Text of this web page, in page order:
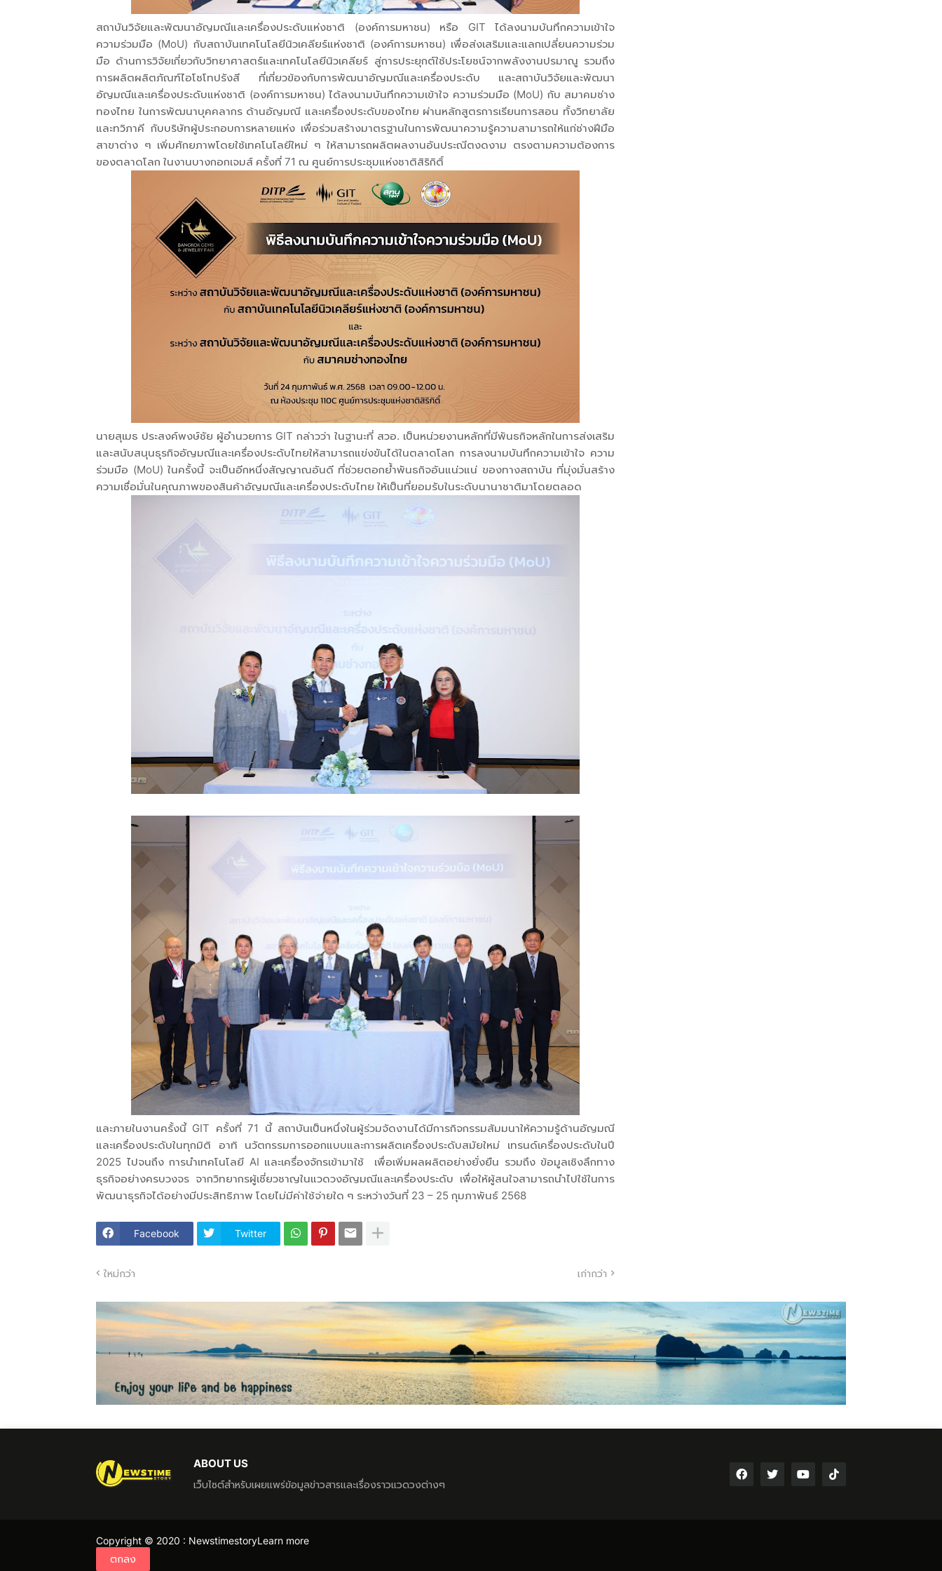
สถาบันวิจัยและพัฒนาอัญมณีและเครื่องประดับแห่งชาติ (องค์การมหาชน) หรือ GIT ได้ลงนามบันทึกความเข้าใจ
ความร่วมมือ (MoU) กับสถาบันเทคโนโลยีนิวเคลียร์แห่งชาติ (องค์การมหาชน) เพื่อส่งเสริมและแลกเปลี่ยนความร่วม
มือ ด้านการวิจัยเกี่ยวกับวิทยาศาสตร์และเทคโนโลยีนิวเคลียร์ สู่การประยุกต์ใช้ประโยชน์จากพลังงานปรมาณู รวมถึง
การผลิตผลิตภัณฑ์ไอโซโทปรังสี ที่เกี่ยวข้องกับการพัฒนาอัญมณีและเครื่องประดับ และสถาบันวิจัยและพัฒนา
อัญมณีและเครื่องประดับแห่งชาติ (องค์การมหาชน) ได้ลงนามบันทึกความเข้าใจ ความร่วมมือ (MoU) กับ สมาคมช่าง
ทองไทย ในการพัฒนาบุคคลากร ด้านอัญมณี และเครื่องประดับของไทย ผ่านหลักสูตรการเรียนการสอน ทั้งวิทยาลัย
และทวิภาคี กับบริษัทผู้ประกอบการหลายแห่ง เพื่อร่วมสร้างมาตรฐานในการพัฒนาความรู้ความสามารถให้แก่ช่างฝีมือ
สาขาต่าง ๆ เพิ่มศักยภาพโดยใช้เทคโนโลยีใหม่ ๆ ให้สามารถผลิตผลงานอันประณีตงดงาม ตรงตามความต้องการ
ของตลาดโลก ในงานบางกอกเจมส์ ครั้งที่ 71 ณ ศูนย์การประชุมแห่งชาติสิริกิติ์
นายสุเมธ ประสงค์พงษ์ชัย ผู้อำนวยการ GIT กล่าวว่า ในฐานะที่ สวอ. เป็นหน่วยงานหลักที่มีพันธกิจหลักในการส่งเสริม
และสนับสนุนธุรกิจอัญมณีและเครื่องประดับไทยให้สามารถแข่งขันได้ในตลาดโลก การลงนามบันทึกความเข้าใจ ความ
ร่วมมือ (MoU) ในครั้งนี้ จะเป็นอีกหนึ่งสัญญาณอันดี ที่ช่วยตอกย้ำพันธกิจอันแน่วแน่ ของทางสถาบัน ที่มุ่งมั่นสร้าง
ความเชื่อมั่นในคุณภาพของสินค้าอัญมณีและเครื่องประดับไทย ให้เป็นที่ยอมรับในระดับนานาชาติมาโดยตลอด
และภายในงานครั้งนี้ GIT ครั้งที่ 71 นี้ สถาบันเป็นหนึ่งในผู้ร่วมจัดงานได้มีการกิจกรรมสัมมนาให้ความรู้ด้านอัญมณี
และเครื่องประดับในทุกมิติ อาทิ นวัตกรรมการออกแบบและการผลิตเครื่องประดับสมัยใหม่ เทรนด์เครื่องประดับในปี
2025 ไปจนถึง การนำเทคโนโลยี AI และเครื่องจักรเข้ามาใช้ เพื่อเพิ่มผลผลิตอย่างยั่งยืน รวมถึง ข้อมูลเชิงลึกทาง
ธุรกิจอย่างครบวงจร จากวิทยากรผู้เชี่ยวชาญในแวดวงอัญมณีและเครื่องประดับ เพื่อให้ผู้สนใจสามารถนำไปใช้ในการ
พัฒนาธุรกิจได้อย่างมีประสิทธิภาพ โดยไม่มีค่าใช้จ่ายใด ๆ ระหว่างวันที่ 23 – 25 กุมภาพันธ์ 2568
Facebook Twitter
ใหม่กว่า เก่ากว่า
ABOUT US
เว็บไซต์สำหรับเผยแพร่ข้อมูลข่าวสารและเรื่องราวแวดวงต่างๆ
Copyright © 2020 : NewstimestoryLearn more
ตกลง